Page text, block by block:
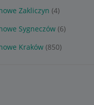
Zakliczyn (4)
Sygneczów (6)
Kraków (850)